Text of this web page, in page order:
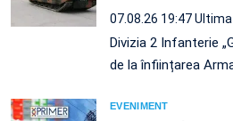
07.08.26 19:47
Divizia 2 Infanterie
de la înființarea
EVENIMENT